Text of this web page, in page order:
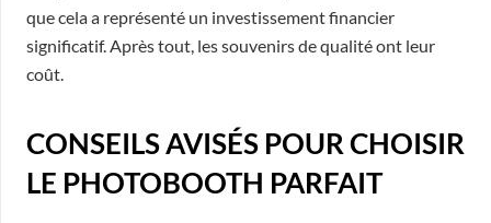
que cela a représenté un investissement financier
significatif. Après tout, les souvenirs de qualité ont leur
coût.
CONSEILS AVISÉS POUR CHOISIR
LE PHOTOBOOTH PARFAIT